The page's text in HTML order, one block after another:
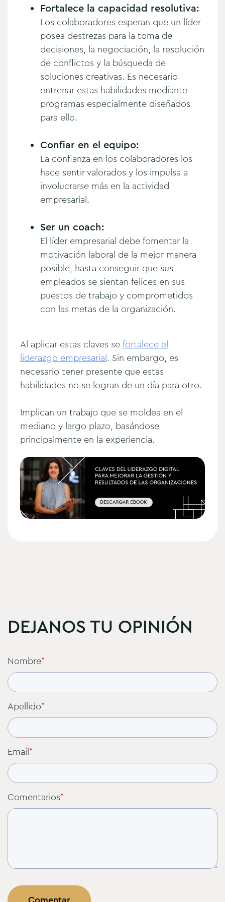
Fortalece la capacidad resolutiva:
Los colaboradores esperan que un líder
posea destrezas para la toma de
decisiones, la negociación, la resolución
de conflictos y la búsqueda de
soluciones creativas. Es necesario
entrenar estas habilidades mediante
programas especialmente diseñados
para ello.
Confiar en el equipo:
La confianza en los colaboradores los
hace sentir valorados y los impulsa a
involucrarse más en la actividad
empresarial.
Ser un coach:
El líder empresarial debe fomentar la
motivación laboral de la mejor manera
posible, hasta conseguir que sus
empleados se sientan felices en sus
puestos de trabajo y comprometidos
con las metas de la organización.
Al aplicar estas claves sefortalece el
liderazgo empresarial. Sin embargo, es
necesario tener presente que estas
habilidades no se logran de un día para otro.
Implican un trabajo que se moldea en el
mediano y largo plazo, basándose
principalmente en la experiencia.
DEJANOS TU OPINIÓN
Nombre*
Apellido*
Email*
Comentarios*